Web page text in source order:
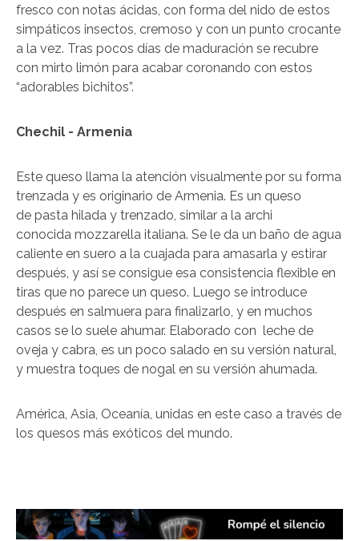
fresco con notas ácidas, con forma del nido de estos
simpáticos insectos, cremoso y con un punto crocante
a la vez. Tras pocos días de maduración se recubre
con mirto limón para acabar coronando con estos
“adorables bichitos”.
Chechil - Armenia
Este queso llama la atención visualmente por su forma
trenzada y es originario de Armenia. Es un queso
de pasta hilada y trenzado, similar a la archi
conocida mozzarella italiana. Se le da un baño de agua
caliente en suero a la cuajada para amasarla y estirar
después, y así se consigue esa consistencia flexible en
tiras que no parece un queso. Luego se introduce
después en salmuera para finalizarlo, y en muchos
casos se lo suele ahumar. Elaborado con leche de
oveja y cabra, es un poco salado en su versión natural,
y muestra toques de nogal en su versión ahumada.
América, Asia, Oceanía, unidas en este caso a través de
los quesos más exóticos del mundo.